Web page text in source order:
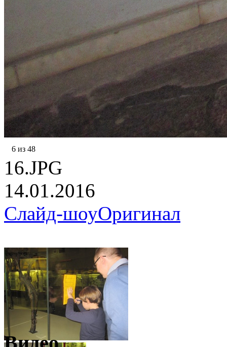
6 из 48
16.JPG
14.01.2016
Слайд-шоуОригинал